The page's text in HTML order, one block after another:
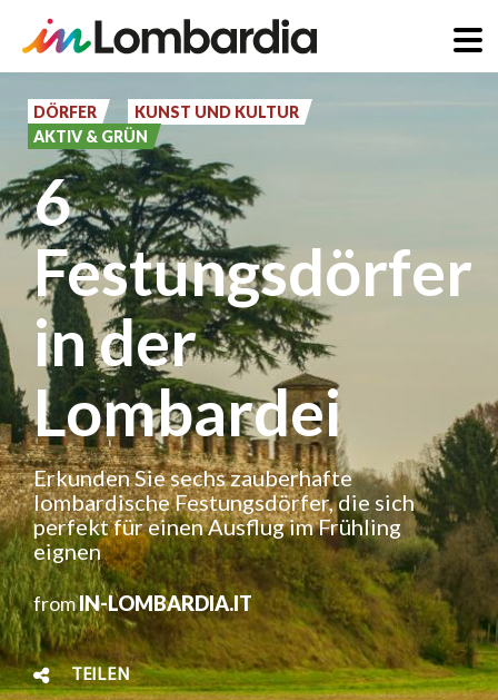
zum
Inhalt
DÖRFER
KUNST UND KULTUR
AKTIV & GRÜN
6
Festungsdörfer
in der
Lombardei
Erkunden Sie sechs zauberhafte
lombardische Festungsdörfer, die sich
perfekt für einen Ausflug im Frühling
eignen
fromIN-LOMBARDIA.IT
TEILEN